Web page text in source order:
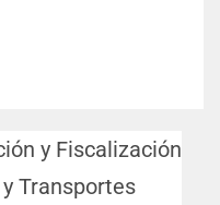
y Fiscalización
Transportes